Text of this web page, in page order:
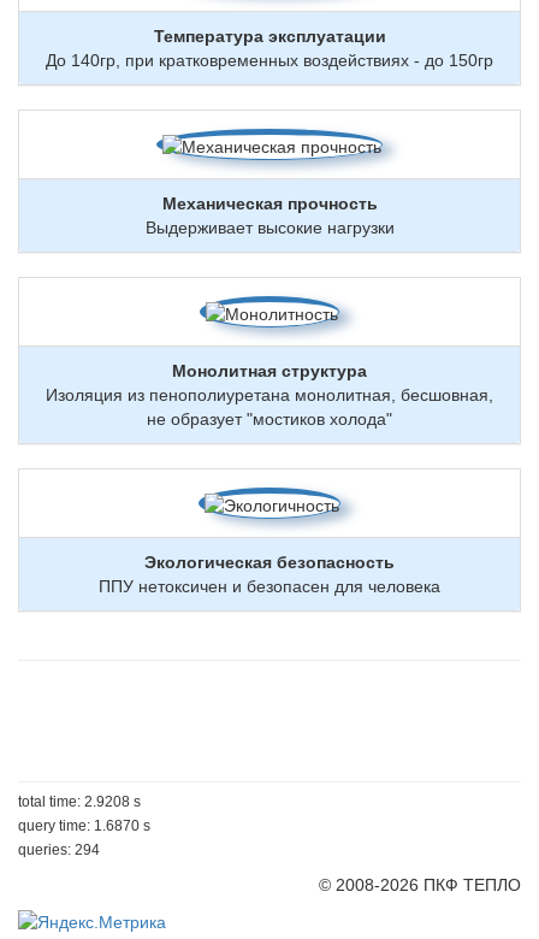
Температура эксплуатации
До 140гр, при кратковременных воздействиях - до 150гр
Механическая прочность
Выдерживает высокие нагрузки
Монолитная структура
Изоляция из пенополиуретана монолитная, бесшовная,
не образует "мостиков холода"
Экологическая безопасность
ППУ нетоксичен и безопасен для человека
total time: 2.9208 s
query time: 1.6870 s
queries: 294
© 2008-2026 ПКФ ТЕПЛО